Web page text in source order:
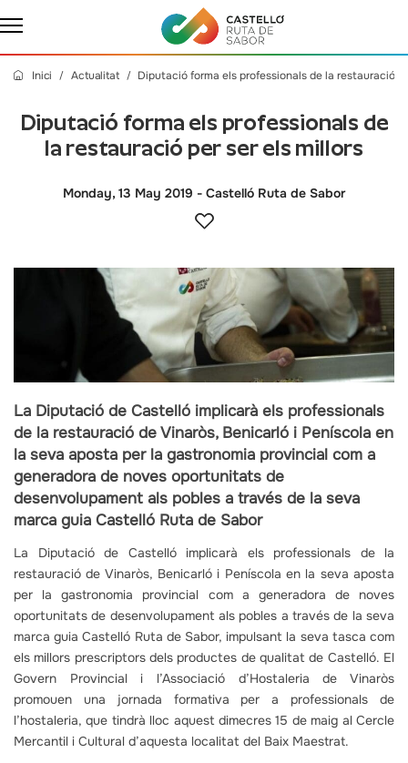
Inici Actualitat Diputació forma els professionals de la restauració
Diputació forma els professionals de
la restauració per ser els millors
Monday, 13 May 2019 - Castelló Ruta de Sabor
La Diputació de Castelló implicarà els professionals
de la restauració de Vinaròs, Benicarló i Peníscola en
la seva aposta per la gastronomia provincial com a
generadora de noves oportunitats de
desenvolupament als pobles a través de la seva
marca guia Castelló Ruta de Sabor
La Diputació de Castelló implicarà els professionals de la
restauració de Vinaròs, Benicarló i Peníscola en la seva aposta
per la gastronomia provincial com a generadora de noves
oportunitats de desenvolupament als pobles a través de la seva
marca guia Castelló Ruta de Sabor, impulsant la seva tasca com
els millors prescriptors dels productes de qualitat de Castelló. El
Govern Provincial i l’Associació d’Hostaleria de Vinaròs
promouen una jornada formativa per a professionals de
l’hostaleria, que tindrà lloc aquest dimecres 15 de maig al Cercle
Mercantil i Cultural d’aquesta localitat del Baix Maestrat.